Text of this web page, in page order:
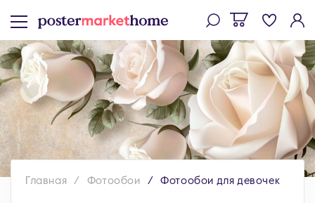
Главная Фотообои Фотообои для девочек